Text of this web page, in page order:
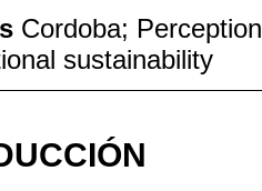
Cordoba;
sustainability